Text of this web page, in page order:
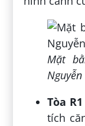
Mặt
Tòa
tích